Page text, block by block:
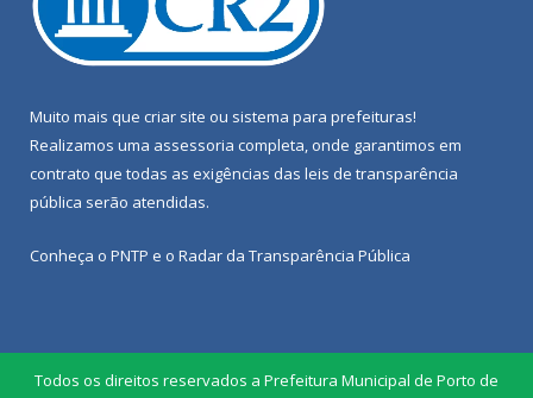
Muito mais que criar site ou sistema para prefeituras!
Realizamos uma assessoria completa, onde garantimos em
contrato que todas as exigências das leis de transparência
pública serão atendidas.
Conheça o PNTP e o Radar da Transparência Pública
Todos os direitos reservados a Prefeitura Municipal de Porto de